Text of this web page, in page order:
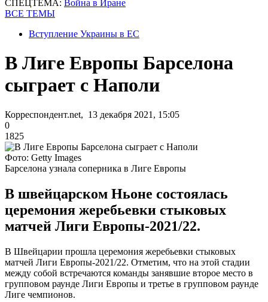
СПЕЦТЕМА: Война в Иране
ВСЕ ТЕМЫ
Вступление Украины в ЕС
В Лиге Европы Барселона
сыграет с Наполи
Корреспондент.net, 13 декабря 2021, 15:05
0
1825
Фото: Getty Images
Барселона узнала соперника в Лиге Европы
В швейцарском Ньоне состоялась
церемония жеребьевки стыковых
матчей Лиги Европы-2021/22.
В Швейцарии прошла церемония жеребьевки стыковых
матчей Лиги Европы-2021/22. Отметим, что на этой стадии
между собой встречаются команды занявшие второе место в
групповом раунде Лиги Европы и третье в групповом раунде
Лиге чемпионов.